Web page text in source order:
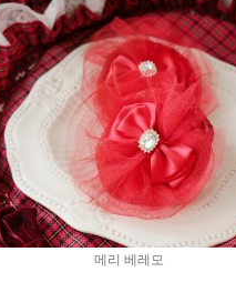
메리 베레모